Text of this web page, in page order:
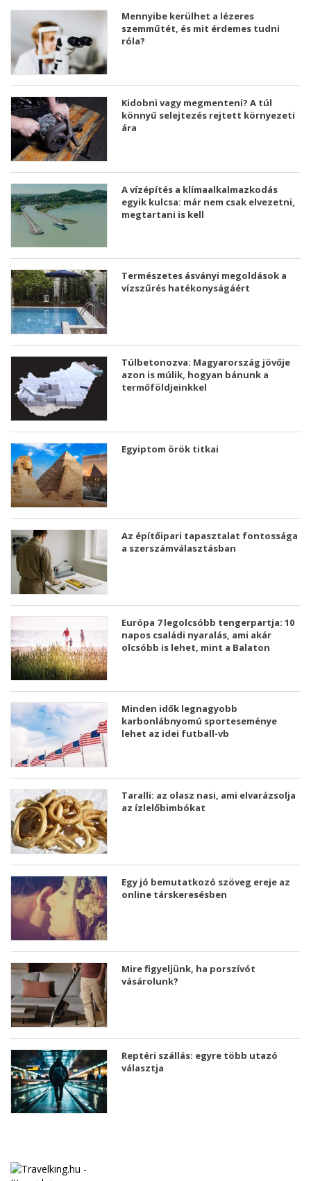
Mennyibe kerülhet a lézeres
szemműtét, és mit érdemes tudni
róla?
Kidobni vagy megmenteni? A túl
könnyű selejtezés rejtett környezeti
ára
A vízépítés a klímaalkalmazkodás
egyik kulcsa: már nem csak elvezetni,
megtartani is kell
Természetes ásványi megoldások a
vízszűrés hatékonyságáért
Túlbetonozva: Magyarország jövője
azon is múlik, hogyan bánunk a
termőföldjeinkkel
Egyiptom örök titkai
Az építőipari tapasztalat fontossága
a szerszámválasztásban
Európa 7 legolcsóbb tengerpartja: 10
napos családi nyaralás, ami akár
olcsóbb is lehet, mint a Balaton
Minden idők legnagyobb
karbonlábnyomú sporteseménye
lehet az idei futball-vb
Taralli: az olasz nasi, ami elvarázsolja
az ízlelőbimbókat
Egy jó bemutatkozó szöveg ereje az
online társkeresésben
Mire figyeljünk, ha porszívót
vásárolunk?
Reptéri szállás: egyre több utazó
választja